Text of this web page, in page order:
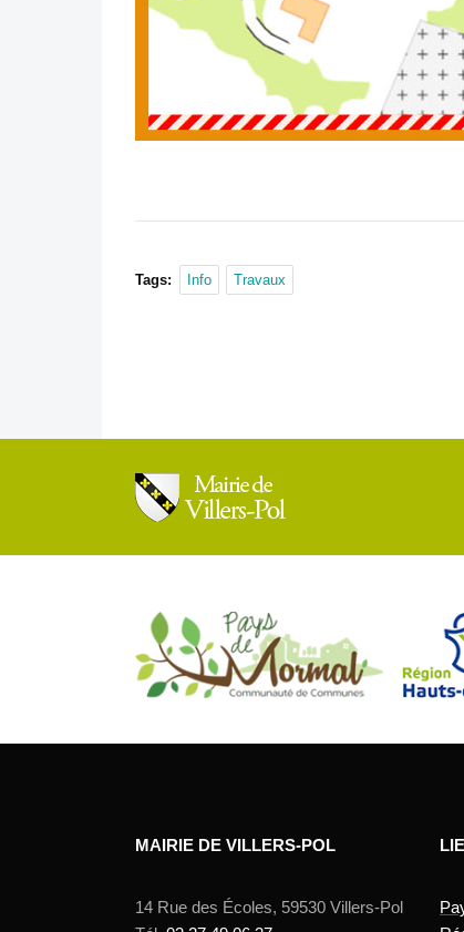
Tags: Info Travaux
MAIRIE DE VILLERS-POL
14 Rue des Écoles, 59530 Villers-Pol